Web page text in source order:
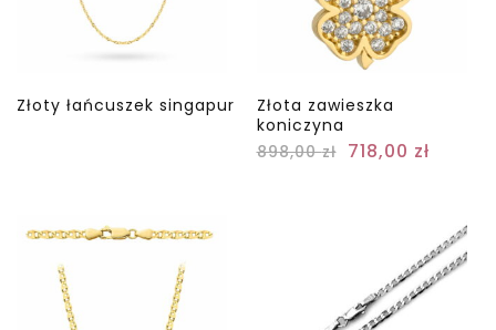
Złoty łańcuszek singapur
Złota zawieszka
koniczyna
898,00zł 718,00 zł